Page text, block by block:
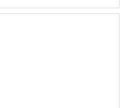
funcional para áreas